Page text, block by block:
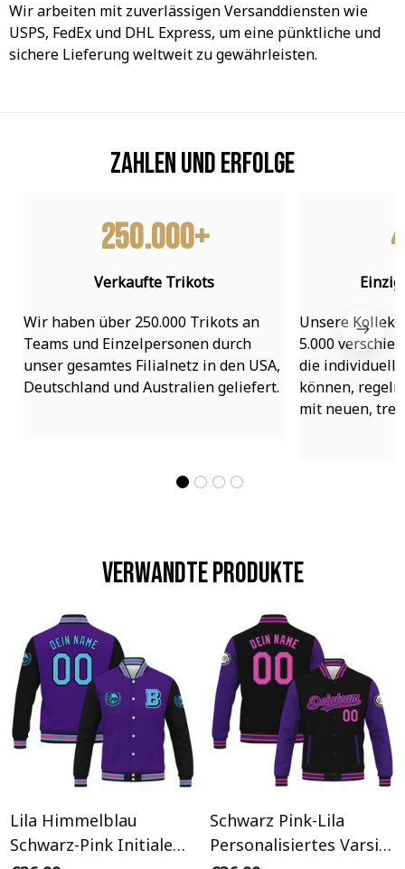
Wir arbeiten mit zuverlässigen Versanddiensten wie
USPS, FedEx und DHL Express, um eine pünktliche und
sichere Lieferung weltweit zu gewährleisten.
Zahlen und Erfolge
250.000+
Verkaufte Trikots
Wir haben über 250.000 Trikots an
Teams und Einzelpersonen durch
unser gesamtes Filialnetz in den USA,
Deutschland und Australien geliefert.
Unsere
5.000
die individuell
können,
mit neuen,
Verwandte Produkte
Lila Himmelblau
Schwarz-Pink Initiale
Schwarz Pink-Lila
Personalisiertes Varsity